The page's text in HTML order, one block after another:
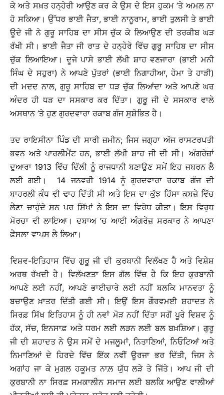
ਕੇ ਅਤੇ ਸਖ਼ਤ ਹਨ੍ਹੇਰੀ ਆਉਣ ਕਰ ਕੇ ਉਸ ਦੇ ਇਸ ਹੁਕਮ ’ਤੇ ਅਮਲ ਨਾ
ਹੋ ਸਕਿਆ। ਉੱਧਰ ਭਾਈ ਜੈਤਾ, ਭਾਈ ਨਾਨੂਰਾਮ, ਭਾਈ ਤੁਲਸੀ ਤੇ ਭਾਈ
ਊਦੇ ਜੀ ਨੇ ਗੁਰੂ ਸਾਹਿਬ ਦਾ ਸੀਸ ਚੁੱਕ ਕੇ ਲਿਆਉਣ ਦੀ ਤਰਕੀਬ ਘੜ
ਰੱਖੀ ਸੀ। ਭਾਈ ਜੈਤਾ ਜੀ ਰਾਤ ਦੇ ਹਨ੍ਹੇਰੇ ਵਿੱਚ ਗੁਰੂ ਸਾਹਿਬ ਦਾ ਸੀਸ
ਚੁੱਕ ਲਿਆਇਆ। ਦੂਜੇ ਪਾਸੇ ਭਾਈ ਲੱਖੀ ਸ਼ਾਹ ਵਣਜਾਰਾ (ਭਾਈ ਮਨੀ
ਸਿੰਘ ਦੇ ਸਹੁਰਾ) ਨੇ ਆਪਣੇ ਪੁੱਤਰਾਂ (ਭਾਈ ਨਿਗਾਹੀਆ, ਹੇਮਾ ਤੇ ਹਾੜੀ)
ਦੀ ਮਦਦ ਨਾਲ, ਗੁਰੂ ਸਾਹਿਬ ਦਾ ਧੜ ਚੁੱਕ ਲਿਆਂਦਾ ਅਤੇ ਆਪਣੇ ਘਰ
ਅੰਦਰ ਹੀ ਧੜ ਦਾ ਸਸਕਾਰ ਕਰ ਦਿੱਤਾ। ਗੁਰੂ ਜੀ ਦੇ ਸਸਕਾਰ ਵਾਲੇ
ਅਸਥਾਨ ’ਤੇ ਹੁਣ ਗੁਰਦਵਾਰਾ ਰਕਾਬ ਗੰਜ ਸੁਸ਼ੋਭਿਤ ਹੈ।
ਤਦ ਰਾਇਸੀਨਾ ਪਿੰਡ ਦੀ ਸਾਰੀ ਜ਼ਮੀਨ; ਜਿਸ ਜਗ੍ਹਾ ਅੱਜ ਰਾਸਟਰਪਤੀ
ਭਵਨ ਅਤੇ ਪਾਰਲੀਮੈਂਟ ਹਨ, ਭਾਈ ਲੱਖੀ ਸ਼ਾਹ ਜੀ ਦੀ ਸੀ। ਅੰਗਰੇਜ਼ਾਂ
ਦੁਆਰਾ 1913 ਵਿੱਚ ਦਿੱਲੀ ਨੂੰ ਰਾਜਧਾਨੀ ਬਣਾਉਣ ਸਮੇਂ ਇਹ ਜਬਰਨ ਲੈ
ਲਈ ਗਈ। 14 ਜਨਵਰੀ 1914 ਨੂੰ ਗੁਰਦਵਾਰਾ ਰਕਾਬ ਗੰਜ ਦੀ
ਬਾਹਰਲੀ ਕੰਧ ਵੀ ਢਾਹ ਦਿੱਤੀ ਸੀ ਅਤੇ ਇਸ ਦਾ ਕੁੱਝ ਹਿੱਸਾ ਕਬਜ਼ੇ ਵਿੱਚ
ਲੈਣਾ ਚਾਹੁੰਦੇ ਸਨ ਪਰ ਸਿੱਖਾਂ ਨੇ ਇਸ ਦਾ ਵਿਰੋਧ ਕੀਤਾ। ਇਸ ਵਿਰੁਧ
ਮੋਰਚਾ ਵੀ ਲਾਇਆ। ਦਬਾਅ ’ਚ ਆਈ ਅੰਗਰੇਜ਼ ਸਰਕਾਰ ਨੇ ਆਪਣਾ
ਫ਼ੈਸਲਾ ਵਾਪਸ ਲੈ ਲਿਆ।
ਵਿਸ਼ਵ-ਇਤਿਹਾਸ ਵਿੱਚ ਗੁਰੂ ਜੀ ਦੀ ਕੁਰਬਾਨੀ ਵਿਲੱਖਣ ਹੈ ਅਤੇ ਵਿਸ਼ੇਸ਼
ਅਰਥ ਰੱਖਦੀ ਹੈ। ਵਿਲੱਖਣਤਾ ਇਸ ਗੱਲ ਵਿੱਚ ਹੈ ਕਿ ਇਹ ਕੁਰਬਾਨੀ
ਆਪਣੇ ਲਈ ਨਹੀਂ, ਆਪਣੇ ਭਾਈਚਾਰੇ ਲਈ ਨਹੀਂ ਬਲਕਿ ਮਾਨਵਤਾ ਨੂੰ
ਬਚਾਉਣ ਖ਼ਾਤਰ ਦਿੱਤੀ ਗਈ ਸੀ। ਇਉਂ ਇਸ ਗੌਰਵਮਈ ਸ਼ਹਾਦਤ ਨੇ
ਸਿਰਫ਼ ਸਿੱਖ ਇਤਿਹਾਸ ਨੂੰ ਹੀ ਨਵਾਂ ਮੋੜ ਨਹੀਂ ਦਿੱਤਾ ਸਗੋਂ ਪੂਰੇ ਵਿਸ਼ਵ ਨੂੰ
ਹੱਕ, ਸੱਚ, ਇਨਸਾਫ਼ ਅਤੇ ਧਰਮ ਲਈ ਲੜਨ ਲਈ ਬਲ ਬਖ਼ਸ਼ਿਆ। ਗੁਰੂ
ਜੀ ਦੀ ਸ਼ਹਾਦਤ ਨੇ ਉਸ ਸਮੇਂ ਦੇ ਮਜਲੂਮਾਂ, ਨਿਤਾਣਿਆਂ, ਨਿਓਟਿਆਂ ਅਤੇ
ਨਿਮਾਣਿਆਂ ਦੇ ਹਿਰਦੇ ਵਿੱਚ ਇੱਕ ਨਵੀਂ ਊਰਜਾ ਭਰ ਦਿੱਤੀ, ਜਿਸ ਨੇ
ਅਗਾਂਹ ਜਾ ਕੇ ਮੁਗਲ ਹਕੂਮਤ ਨਾਲ਼ ਯੁੱਧ ਲੜੇ ਤੇ ਜਿੱਤੇ। ਆਪ ਜੀ ਦੀ
ਕੁਰਬਾਨੀ ਨਾ ਸਿਰਫ਼ ਸਮਕਾਲੀਨ ਸਮਾਜ ਲਈ ਬਲਕਿ ਆਉਣ ਵਾਲੀਆਂ